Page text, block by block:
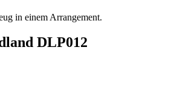
in einem Arrangement.
DLP012